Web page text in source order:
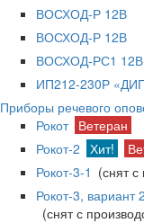
ВОСХОД-Р 12В
ВОСХОД-Р 12В
ВОСХОД-РС1 12В
ИП212-230Р
Приборы речевого
Рокот Ветеран
Рокот-2 Хит!
Рокот-3-1 (снят с
Рокот-3, вариант 2
(снят с